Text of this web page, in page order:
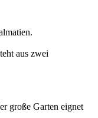
aus zwei
große Garten eignet